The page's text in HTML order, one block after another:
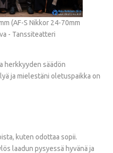
(AF-S Nikkor 24-70mm
- Tanssiteatteri
herkkyyden säädön
ja mielestäni oletuspaikka on
kuten odottaa sopii.
laadun pysyessä hyvänä ja